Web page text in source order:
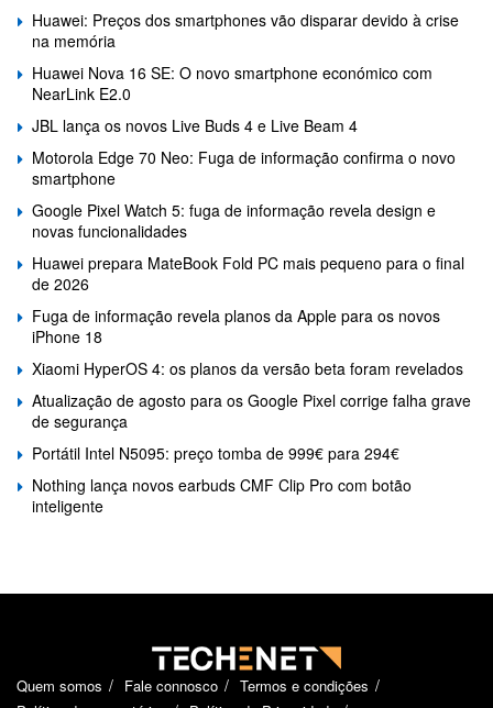
Huawei: Preços dos smartphones vão disparar devido à crise
na memória
Huawei Nova 16 SE: O novo smartphone económico com
NearLink E2.0
JBL lança os novos Live Buds 4 e Live Beam 4
Motorola Edge 70 Neo: Fuga de informação confirma o novo
smartphone
Google Pixel Watch 5: fuga de informação revela design e
novas funcionalidades
Huawei prepara MateBook Fold PC mais pequeno para o final
de 2026
Fuga de informação revela planos da Apple para os novos
iPhone 18
Xiaomi HyperOS 4: os planos da versão beta foram revelados
Atualização de agosto para os Google Pixel corrige falha grave
de segurança
Portátil Intel N5095: preço tomba de 999€ para 294€
Nothing lança novos earbuds CMF Clip Pro com botão
inteligente
Quem somos Fale connosco
Termos e condições